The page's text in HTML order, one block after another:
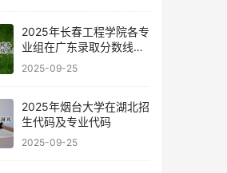
2025年长春工程学院各专
业组在广东录取分数线及
位次
2025-09-25
2025年烟台大学在湖北招
生代码及专业代码
2025-09-25